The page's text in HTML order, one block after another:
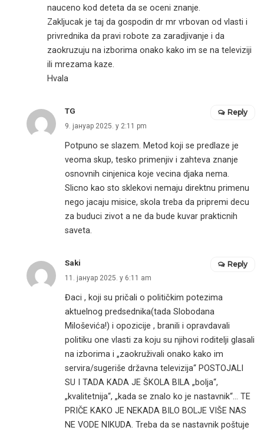
nauceno kod deteta da se oceni znanje.
Zakljucak je taj da gospodin dr mr vrbovan od vlasti i
privrednika da pravi robote za zaradjivanje i da
zaokruzuju na izborima onako kako im se na televiziji
ili mrezama kaze.
Hvala
TG
9. јануар 2025. у 2:11 pm
Potpuno se slazem. Metod koji se predlaze je
veoma skup, tesko primenjiv i zahteva znanje
osnovnih cinjenica koje vecina djaka nema.
Slicno kao sto sklekovi nemaju direktnu primenu
nego jacaju misice, skola treba da pripremi decu
za buduci zivot a ne da bude kuvar prakticnih
saveta.
Reply
Saki
11. јануар 2025. у 6:11 am
Đaci , koji su pričali o političkim potezima
aktuelnog predsednika(tada Slobodana
Miloševića!) i opozicije , branili i opravdavali
politiku one vlasti za koju su njihovi roditelji glasali
na izborima i „zaokruživali onako kako im
servira/sugeriše državna televizija“ POSTOJALI
SU I TADA KADA JE ŠKOLA BILA „bolja“,
„kvalitetnija“, „kada se znalo ko je nastavnik“… TE
PRIČE KAKO JE NEKADA BILO BOLJE VIŠE NAS
NE VODE NIKUDA. Treba da se nastavnik poštuje
Reply